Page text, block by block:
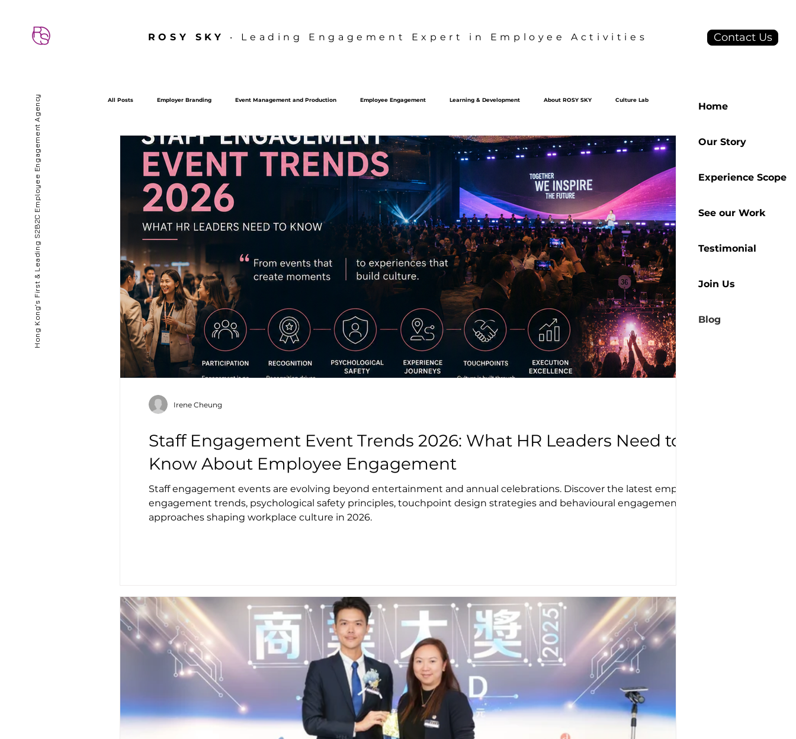
Hong Kong’s First & Leading S2B2C Employee Engagement Agency Home
Our Story
Experience Scope
See our Work
Testimonial
Join Us
Blog
Contact Us
ROSY SKY ‧ Leading Engagement Expert in Employee Activities
All Posts Employer Branding Event Management and Production Employee Engagement Learning & Development About ROSY SKY Culture Lab
Culture Strategy Behavior Design
Staff Engagement Event Trends 2026: What HR Leaders Need to
Know About Employee Engagement
Staff engagement events are evolving beyond entertainment and annual celebrations. Discover the latest employee
engagement trends, psychological safety principles, touchpoint design strategies and behavioural engagement
approaches shaping workplace culture in 2026.
Irene Cheung